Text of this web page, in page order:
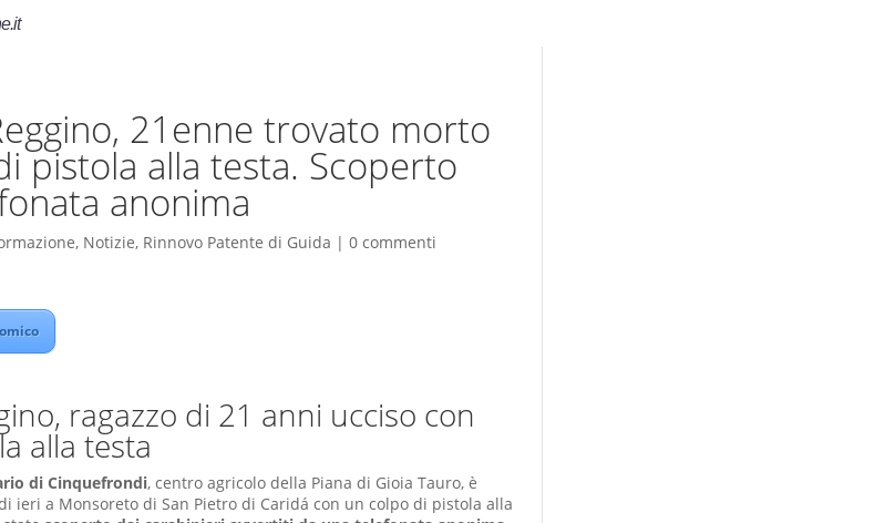
21enne trovato morto
pistola alla testa. Scoperto
anonima
, Notizie, Rinnovo Patente di Guida | 0 commenti
ragazzo di 21 anni ucciso con
alla testa
di Cinquefrondi, centro agricolo della Piana di Gioia Tauro, è
ieri a Monsoreto di San Pietro di Caridá con un colpo di pistola alla